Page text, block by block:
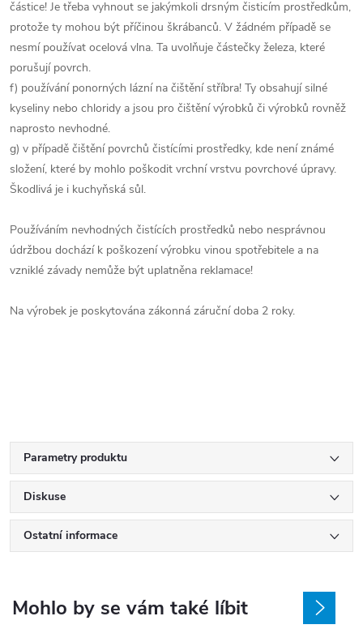
částice! Je třeba vyhnout se jakýmkoli drsným čisticím prostředkům,
protože ty mohou být příčinou škrábanců. V žádném případě se
nesmí používat ocelová vlna. Ta uvolňuje částečky železa, které
porušují povrch.
f) používání ponorných lázní na čištění stříbra! Ty obsahují silné
kyseliny nebo chloridy a jsou pro čištění výrobků či výrobků rovněž
naprosto nevhodné.
g) v případě čištění povrchů čistícími prostředky, kde není známé
složení, které by mohlo poškodit vrchní vrstvu povrchové úpravy.
Škodlivá je i kuchyňská sůl.
Používáním nevhodných čistících prostředků nebo nesprávnou
údržbou dochází k poškození výrobku vinou spotřebitele a na
vzniklé závady nemůže být uplatněna reklamace!
Na výrobek je poskytována zákonná záruční doba 2 roky.
Parametry produktu
Diskuse
Ostatní informace
Mohlo by se vám také líbit